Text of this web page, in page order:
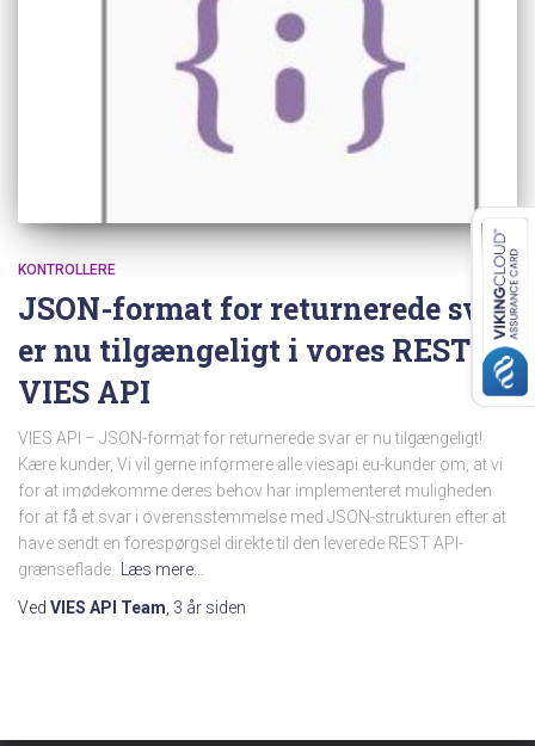
KONTROLLERE
JSON-format for returnerede svar
er nu tilgængeligt i vores REST
VIES API
VIES API – JSON-format for returnerede svar er nu tilgængeligt!
Kære kunder, Vi vil gerne informere alle viesapi.eu-kunder om, at vi
for at imødekomme deres behov har implementeret muligheden
for at få et svar i overensstemmelse med JSON-strukturen efter at
have sendt en forespørgsel direkte til den leverede REST API-
grænseflade.
Læs mere…
Ved VIES API Team 3 år siden